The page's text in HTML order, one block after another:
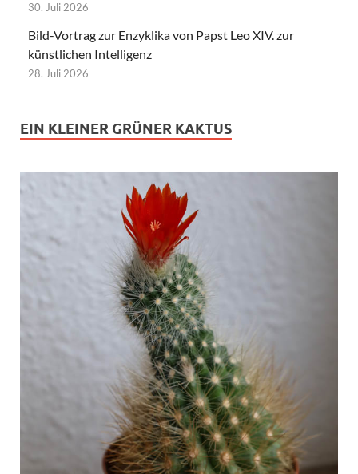
30. Juli 2026
Bild-Vortrag zur Enzyklika von Papst Leo XIV. zur
künstlichen Intelligenz
28. Juli 2026
EIN KLEINER GRÜNER KAKTUS